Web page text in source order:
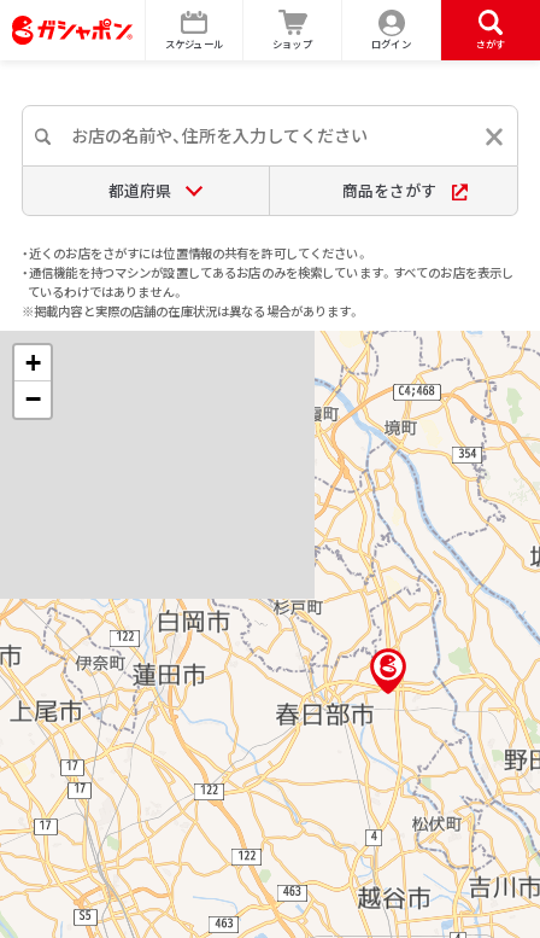
スケジュール ショップ ログイン さがす
都道府県 商品をさがす
・近くのお店をさがすには位置情報の共有を許可してください。
・通信機能を持つマシンが設置してあるお店のみを検索しています。すべてのお店を表示し
ているわけではありません。
※掲載内容と実際の店舗の在庫状況は異なる場合があります。
+
−